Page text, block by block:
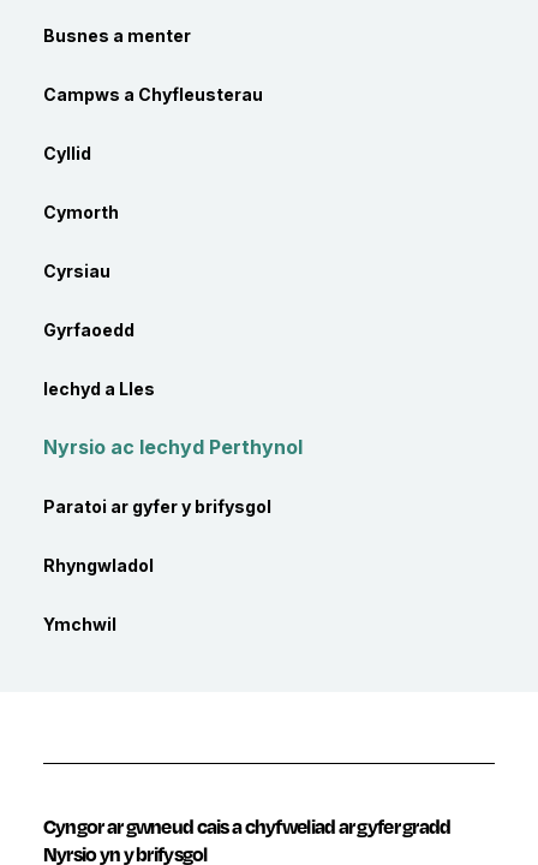
Busnes a menter
Campws a Chyfleusterau
Cyllid
Cymorth
Cyrsiau
Gyrfaoedd
Iechyd a Lles
Nyrsio ac Iechyd Perthynol
Paratoi ar gyfer y brifysgol
Rhyngwladol
Ymchwil
Cyngor ar gwneud cais a chyfweliad ar gyfer gradd
Nyrsio yn y brifysgol